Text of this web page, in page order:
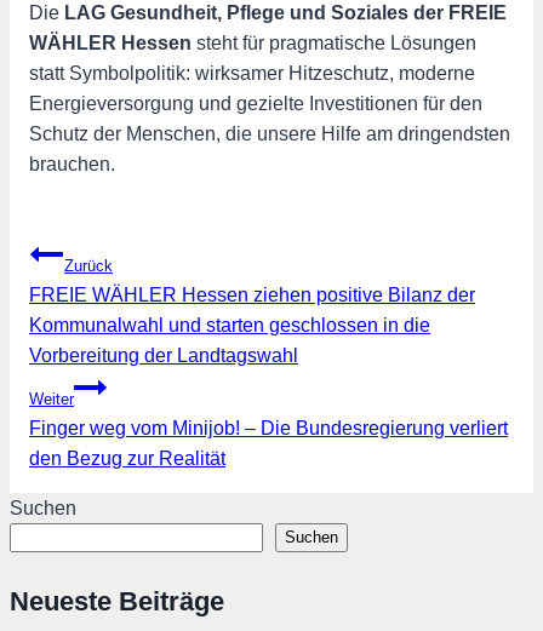
Die LAG Gesundheit, Pflege und Soziales der FREIE
WÄHLER Hessen steht für pragmatische Lösungen
statt Symbolpolitik: wirksamer Hitzeschutz, moderne
Energieversorgung und gezielte Investitionen für den
Schutz der Menschen, die unsere Hilfe am dringendsten
brauchen.
Beitragsnavigation
Zurück
FREIE WÄHLER Hessen ziehen positive Bilanz der
Kommunalwahl und starten geschlossen in die
Vorbereitung der Landtagswahl
Weiter
Finger weg vom Minijob! – Die Bundesregierung verliert
den Bezug zur Realität
Suchen
Suchen
Neueste Beiträge